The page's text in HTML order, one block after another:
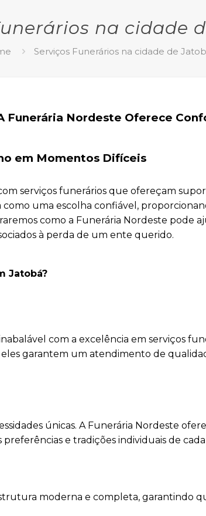
na cidade
Serviços Funerários na cidade de
Funerária Nordeste Oferece
em Momentos Difíceis
serviços funerários que ofereçam
como uma escolha confiável,
como a Funerária Nordeste pode
à perda de um ente querido.
Jatobá?
com a excelência em serviços
garantem um atendimento de
únicas. A Funerária Nordeste
e tradições individuais de
moderna e completa, garantindo